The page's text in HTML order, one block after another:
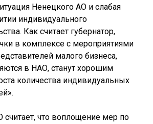
Ненецкого АО и слабая
индивидуального
Как считает губернатор,
в комплексе с мероприятиями
малого бизнеса,
в НАО, станут хорошим
количества индивидуальных
что воплощение мер по